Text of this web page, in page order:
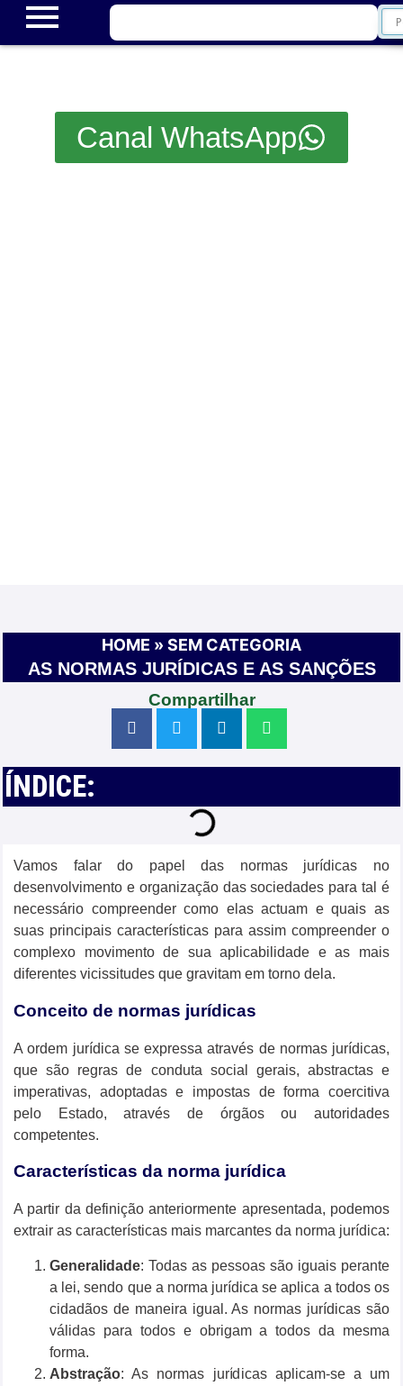
Canal WhatsApp
HOME »SEM CATEGORIA
AS NORMAS JURÍDICAS E AS SANÇÕES
Compartilhar
ÍNDICE:
Vamos falar do papel das normas jurídicas no
desenvolvimento e organização das sociedades para tal é
necessário compreender como elas actuam e quais as
suas principais características para assim compreender o
complexo movimento de sua aplicabilidade e as mais
diferentes vicissitudes que gravitam em torno dela.
Conceito de normas jurídicas
A ordem jurídica se expressa através de normas jurídicas,
que são regras de conduta social gerais, abstractas e
imperativas, adoptadas e impostas de forma coercitiva
pelo Estado, através de órgãos ou autoridades
competentes.
Características da norma jurídica
A partir da definição anteriormente apresentada, podemos
extrair as características mais marcantes da norma jurídica:
Generalidade: Todas as pessoas são iguais perante
a lei, sendo que a norma jurídica se aplica a todos os
cidadãos de maneira igual. As normas jurídicas são
válidas para todos e obrigam a todos da mesma
forma.
Abstração: As normas jurídicas aplicam-se a um